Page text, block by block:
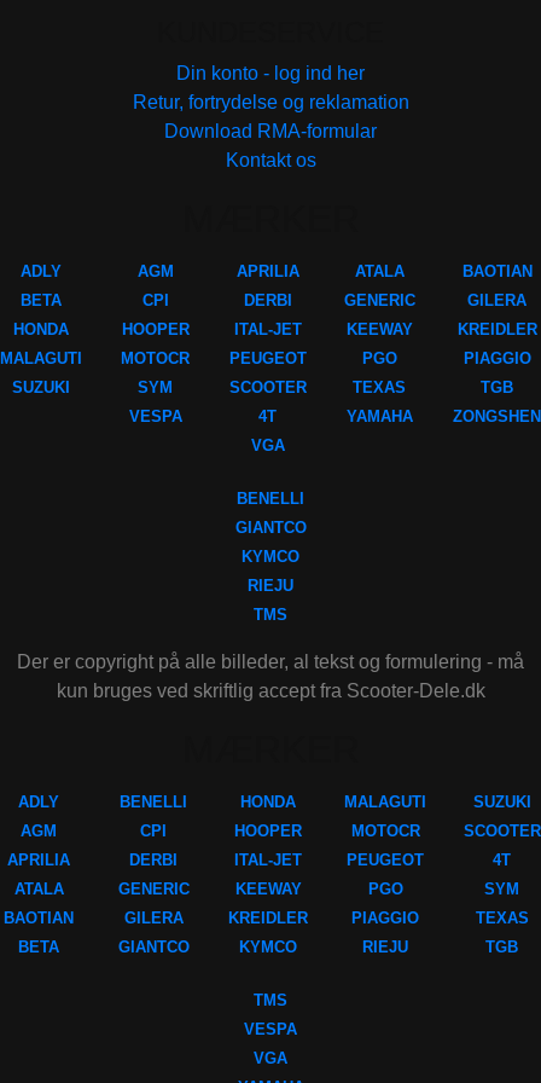
Din konto - log ind her
Retur, fortrydelse og reklamation
Download RMA-formular
Kontakt os
ADLY
BETA
HONDA
MALAGUTI
SUZUKI
AGM
CPI
HOOPER
MOTOCR
SYM
VESPA
APRILIA
DERBI
ITAL-JET
PEUGEOT
SCOOTER
4T
VGA
ATALA
GENERIC
KEEWAY
PGO
TEXAS
YAMAHA
BAOTIAN
GILERA
KREIDLER
PIAGGIO
TGB
ZONGSHEN
BENELLI
GIANTCO
KYMCO
RIEJU
TMS
Der er copyright på alle billeder, al tekst og formulering - må
kun bruges ved skriftlig accept fra Scooter-Dele.dk
ADLY
AGM
APRILIA
ATALA
BAOTIAN
BETA
BENELLI
CPI
DERBI
GENERIC
GILERA
GIANTCO
HONDA
HOOPER
ITAL-JET
KEEWAY
KREIDLER
KYMCO
MALAGUTI
MOTOCR
PEUGEOT
PGO
PIAGGIO
RIEJU
SUZUKI
SCOOTER
4T
SYM
TEXAS
TGB
TMS
VESPA
VGA